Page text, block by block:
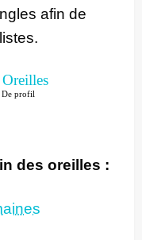
afin de
De profil
des oreilles :